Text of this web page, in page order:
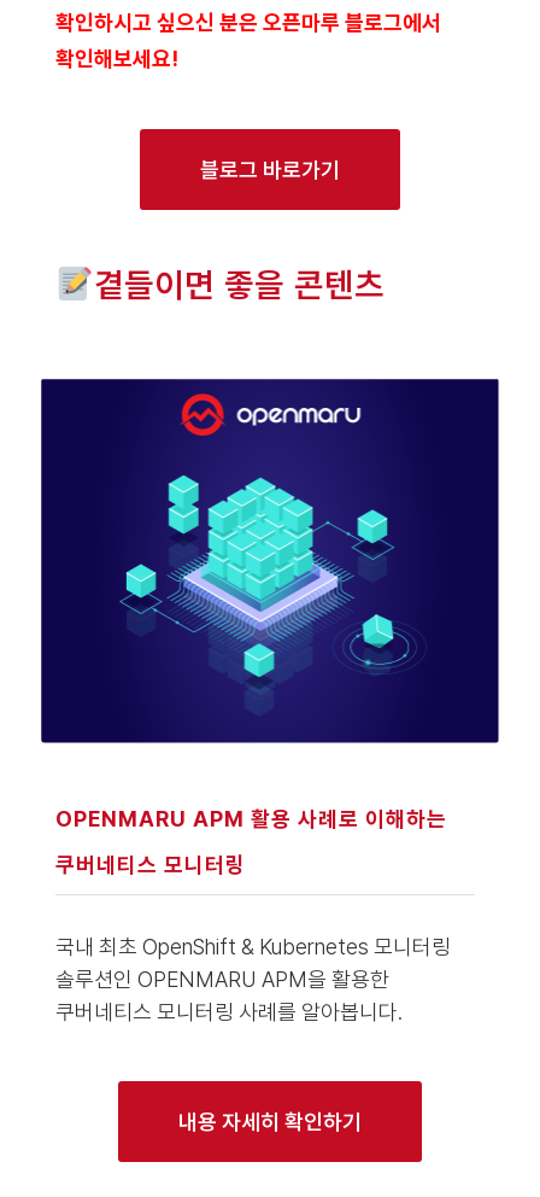
확인하시고 싶으신 분은 오픈마루 블로그에서
확인해보세요!
블로그 바로가기
곁들이면 좋을 콘텐츠
OPENMARU APM 활용 사례로 이해하는
쿠버네티스 모니터링
국내 최초 OpenShift & Kubernetes 모니터링
솔루션인 OPENMARU APM을 활용한
쿠버네티스 모니터링 사례를 알아봅니다.
내용 자세히 확인하기